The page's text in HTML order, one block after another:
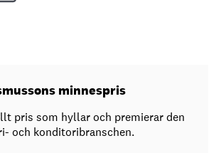
minnespris
pris som hyllar och premierar den
och konditoribranschen.